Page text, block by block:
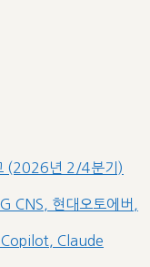
(2026년 2/4분기)
CNS, 현대오토에버,
Claude